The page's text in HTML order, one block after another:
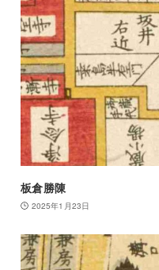
板倉勝陳
2025年1月23日